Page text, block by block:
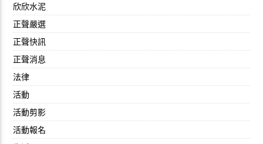
欣欣水泥
正聲嚴選
正聲快訊
正聲消息
法律
活動
活動剪影
活動報名